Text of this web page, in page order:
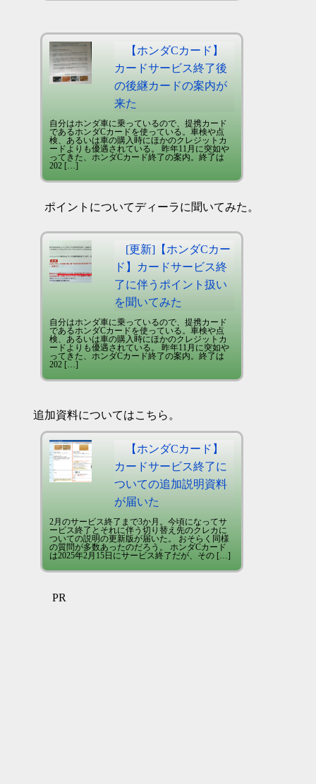
【ホンダCカード】
カードサービス終了後
の後継カードの案内が
来た
自分はホンダ車に乗っているので、提携カード
であるホンダCカードを使っている。車検や点
検、あるいは車の購入時にほかのクレジットカ
ードよりも優遇されている。 昨年11月に突如や
ってきた、ホンダCカード終了の案内。終了は
202 […]
ポイントについてディーラに聞いてみた。
[更新]【ホンダCカー
ド】カードサービス終
了に伴うポイント扱い
を聞いてみた
自分はホンダ車に乗っているので、提携カード
であるホンダCカードを使っている。車検や点
検、あるいは車の購入時にほかのクレジットカ
ードよりも優遇されている。 昨年11月に突如や
ってきた、ホンダCカード終了の案内。終了は
202 […]
追加資料についてはこちら。
【ホンダCカード】
カードサービス終了に
ついての追加説明資料
が届いた
2月のサービス終了まで3か月。今頃になってサ
ービス終了とそれに伴う切り替え先のクレカに
ついての説明の更新版が届いた。 おそらく同様
の質問が多数あったのだろう。 ホンダCカード
は2025年2月15日にサービス終了だが、その […]
PR